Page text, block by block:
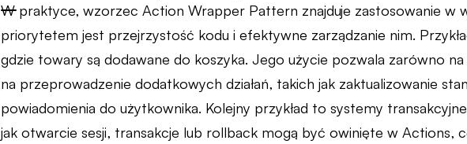
W praktyce, wzorzec Action Wrapper Pattern znajduje zastosowanie w
priorytetem jest przejrzystość kodu i efektywne zarządzanie nim.
gdzie towary są dodawane do koszyka. Jego użycie pozwala zarówno
na przeprowadzenie dodatkowych działań, takich jak zaktualizowanie
powiadomienia do użytkownika. Kolejny przykład to systemy
jak otwarcie sesji, transakcje lub rollback mogą być owinięte w Actions,